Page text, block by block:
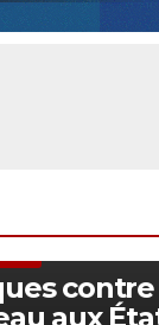
contre
aux